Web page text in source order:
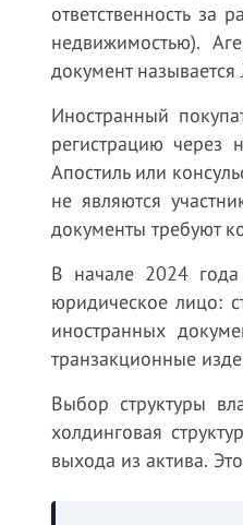
ответственность
недвижимостью).
документ
Иностранный
регистрацию через
Апостиль или
не являются
документы требуют
В начале 2024 года
юридическое лицо:
иностранных
транзакционные
Выбор структуры
холдинговая
выхода из актива.